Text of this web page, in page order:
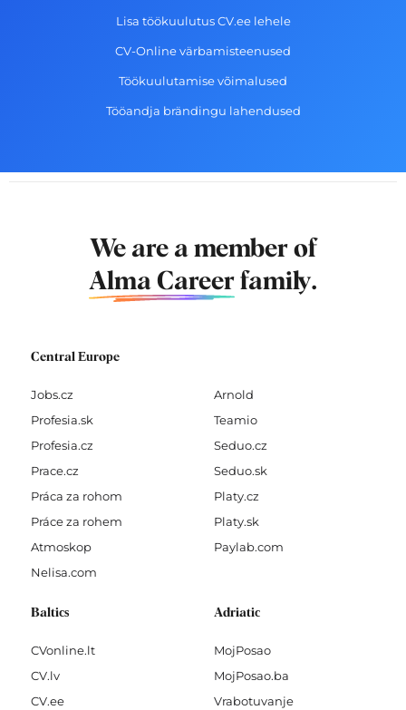
Lisa töökuulutus CV.ee lehele
CV-Online värbamisteenused
Töökuulutamise võimalused
Tööandja brändingu lahendused
We are a member of
Alma Career family.
Central Europe
Jobs.cz
Profesia.sk
Profesia.cz
Prace.cz
Práca za rohom
Práce za rohem
Atmoskop
Nelisa.com
Arnold
Teamio
Seduo.cz
Seduo.sk
Platy.cz
Platy.sk
Paylab.com
Baltics
CVonline.lt
CV.lv
CV.ee
Adriatic
MojPosao
MojPosao.ba
Vrabotuvanje